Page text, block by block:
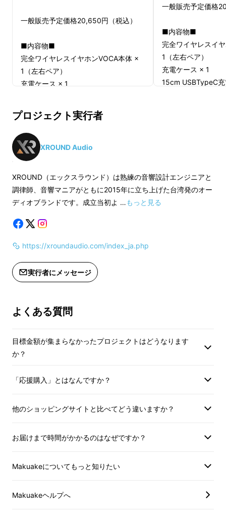
今回の『VOCA』は、これらワイヤレスイヤホ
ンシリーズで培った技術や経験を結集した、ま
ル時の閉塞感を低減することで、長時間の快適
一般販売予定価格20,650円（税込）
■内容物■
完全ワイヤレスイヤホンVOCA本体 ×
1（左右ペア）
充電ケース × 1
コンフォートイヤーピース
（S/M/L/XL）
低音強化イヤーピース（S/M/L）
日本語取り扱い説明書 × 1
※送料込み（日本国内への配送に限
る）
一般販売予定価格
■内容物■
完全ワイヤレスイ
1（左右ペア）
充電ケース × 1
15cm USBTypeC
プロジェクト実行者
XROUND Audio
XROUND（エックスラウンド）は熟練の音響設計エンジニアと
調律師、音響マニアがともに2015年に立ち上げた台湾発のオー
ディオブランドです。成立当初よ …もっと見る
https://xroundaudio.com/index_ja.php
実行者にメッセージ
よくある質問
目標金額が集まらなかったプロジェクトはどうなります
か？
「応援購入」とはなんですか？
他のショッピングサイトと比べてどう違いますか？
お届けまで時間がかかるのはなぜですか？
Makuakeについてもっと知りたい
Makuakeヘルプへ